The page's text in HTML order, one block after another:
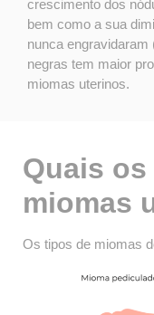
crescimento dos
bem como a sua
nunca
negras tem maior
miomas uterinos.
Quais
miomas
Os tipos de miomas